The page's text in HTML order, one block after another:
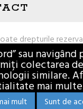
drepturile
sau
colectarea
similare.
mai
mult Sunt de